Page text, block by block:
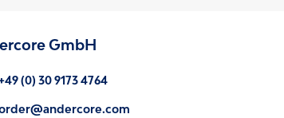
GmbH
(0) 30 9173 4764